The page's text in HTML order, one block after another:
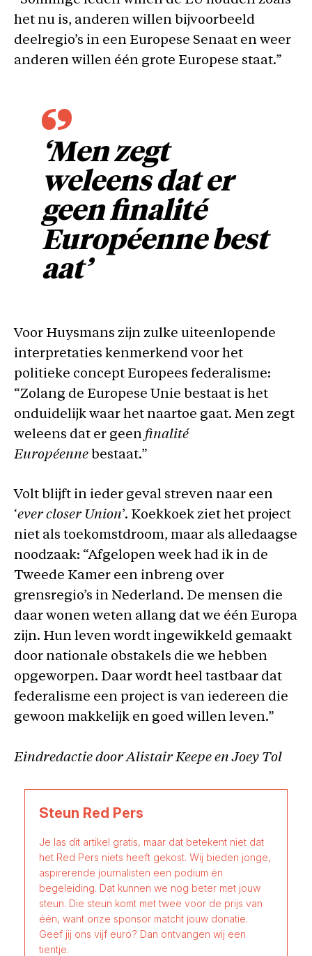
het nu is, anderen willen bijvoorbeeld
deelregio’s in een Europese Senaat en weer
anderen willen één grote Europese staat.”
‘Men zegt
weleens dat er
geen finalité
Européenne best
aat’
Voor Huysmans zijn zulke uiteenlopende
interpretaties kenmerkend voor het
politieke concept Europees federalisme:
“Zolang de Europese Unie bestaat is het
onduidelijk waar het naartoe gaat. Men zegt
weleens dat er geen finalité
Européenne bestaat.”
Volt blijft in ieder geval streven naar een
‘ever closer Union’. Koekkoek ziet het project
niet als toekomstdroom, maar als alledaagse
noodzaak: “Afgelopen week had ik in de
Tweede Kamer een inbreng over
grensregio’s in Nederland. De mensen die
daar wonen weten allang dat we één Europa
zijn. Hun leven wordt ingewikkeld gemaakt
door nationale obstakels die we hebben
opgeworpen. Daar wordt heel tastbaar dat
federalisme een project is van iedereen die
gewoon makkelijk en goed willen leven.”
Eindredactie door Alistair Keepe en Joey Tol
Steun Red Pers
Je las dit artikel gratis, maar dat betekent niet dat
het Red Pers niets heeft gekost. Wij bieden jonge,
aspirerende journalisten een podium én
begeleiding. Dat kunnen we nog beter met jouw
steun. Die steun komt met twee voor de prijs van
één, want onze sponsor matcht jouw donatie.
Geef jij ons vijf euro? Dan ontvangen wij een
tientje.